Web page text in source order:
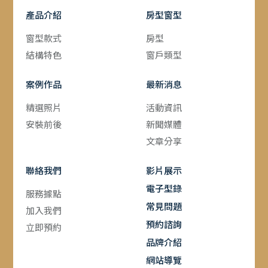
產品介紹
窗型款式
結構特色
房型窗型
房型
窗戶類型
案例作品
精選照片
安裝前後
最新消息
活動資訊
新聞媒體
文章分享
聯絡我們
服務據點
加入我們
立即預約
影片展示
電子型錄
常見問題
預約諮詢
品牌介紹
網站導覽